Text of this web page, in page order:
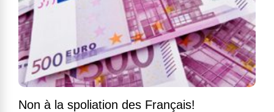
Non à la spoliation des Français!